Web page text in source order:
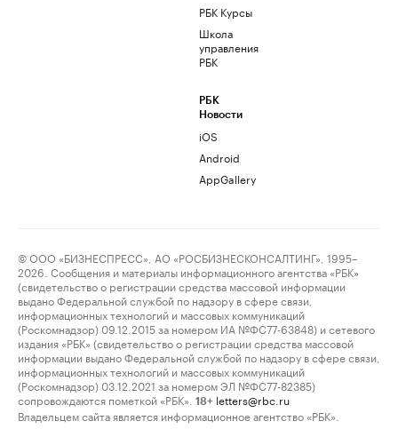
РБК Курсы
Школа
управления
РБК
РБК
Новости
iOS
Android
AppGallery
© ООО «БИЗНЕСПРЕСС», АО «РОСБИЗНЕСКОНСАЛТИНГ», 1995–
2026. Сообщения и материалы информационного агентства «РБК»
(свидетельство о регистрации средства массовой информации
выдано Федеральной службой по надзору в сфере связи,
информационных технологий и массовых коммуникаций
(Роскомнадзор) 09.12.2015 за номером ИА №ФС77-63848) и сетевого
издания «РБК» (свидетельство о регистрации средства массовой
информации выдано Федеральной службой по надзору в сфере связи,
информационных технологий и массовых коммуникаций
(Роскомнадзор) 03.12.2021 за номером ЭЛ №ФС77-82385)
сопровождаются пометкой «РБК».
18+ letters@rbc.ru
Владельцем сайта является информационное агентство «РБК».